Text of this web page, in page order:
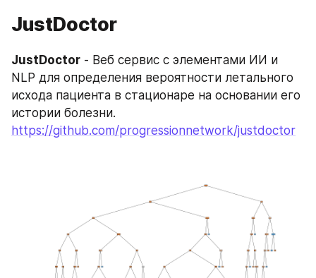
JustDoctor
JustDoctor - Веб сервис с элементами ИИ и
NLP для определения вероятности летального
исхода пациента в стационаре на основании его
https://github.com/progressionnetwork/justdoctor